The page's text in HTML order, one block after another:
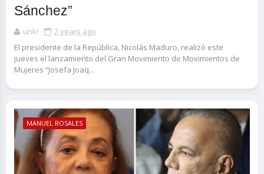
Sánchez”
unk!
2 years ago
El presidente de la República, Nicolás Maduro, realizó este
jueves el lanzamiento del Gran Movimiento de Movimientos de
Mujeres “Josefa Joaq...
MANUEL ROSALES